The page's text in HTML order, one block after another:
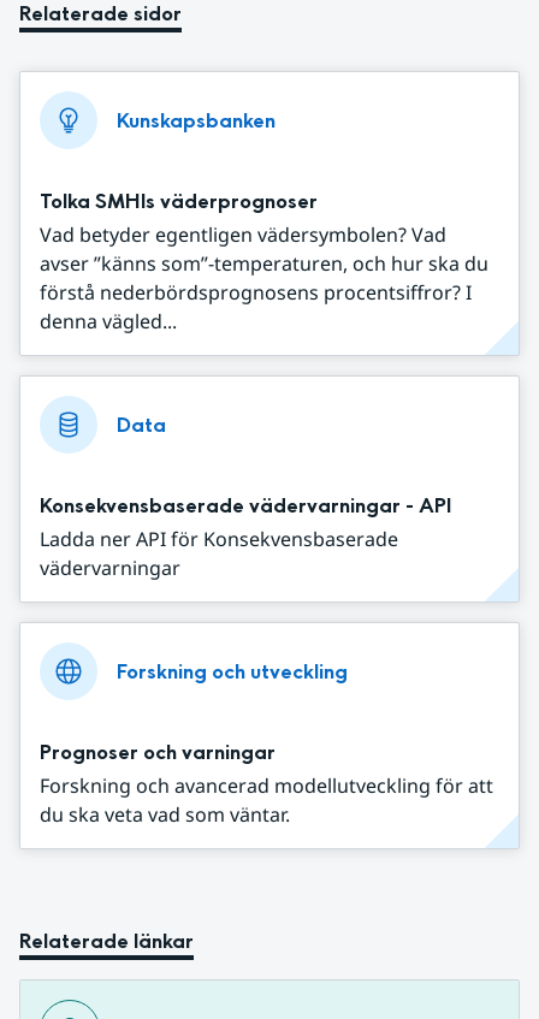
Relaterade sidor
Kunskapsbanken
Tolka SMHIs väderprognoser
Vad betyder egentligen vädersymbolen? Vad
avser ”känns som”-temperaturen, och hur ska du
förstå nederbördsprognosens procentsiffror? I
denna vägled...
Data
Konsekvensbaserade vädervarningar - API
Ladda ner API för Konsekvensbaserade
vädervarningar
Forskning och utveckling
Prognoser och varningar
Forskning och avancerad modellutveckling för att
du ska veta vad som väntar.
Relaterade länkar